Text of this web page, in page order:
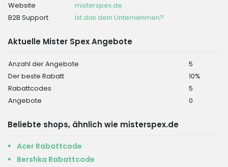
Website
misterspex.de
B2B Support
Ist das dein Unternehmen?
Aktuelle Mister Spex Angebote
Anzahl der Angebote
5
Der beste Rabatt
10%
Rabattcodes
5
Angebote
0
Beliebte shops, ähnlich wie misterspex.de
Acer Rabattcode
Bershka Rabattcode